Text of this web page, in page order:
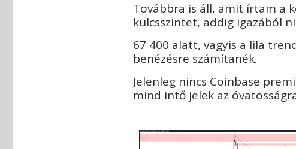
Továbbra is áll, amit írtam a
kulcsszintet, addig igazából
67 400 alatt, vagyis a lila
benézésre számítanék.
Jelenleg nincs Coinbase
mind intő jelek az